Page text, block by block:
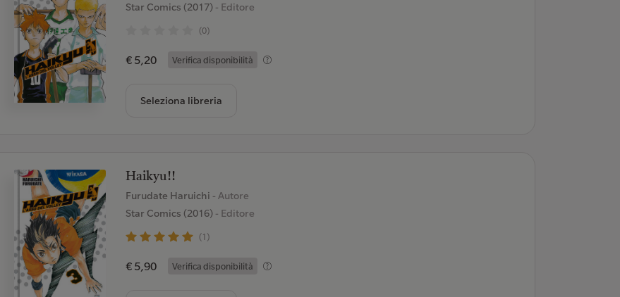
Star Comics (2017)- Editore
(0)
€ 5,20 Verifica disponibilità
Seleziona libreria
Haikyu!!
Furudate Haruichi - Autore
Star Comics (2016)- Editore
(1)
€ 5,90 Verifica disponibilità